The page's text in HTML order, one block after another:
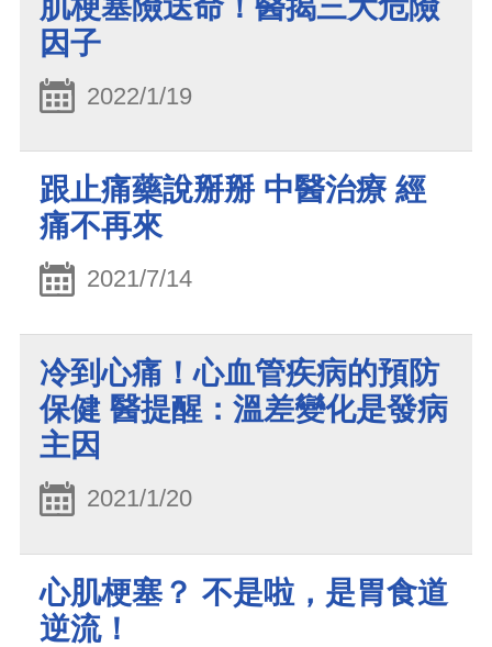
肌梗塞險送命！醫揭三大危險
因子
2022/1/19
跟止痛藥說掰掰 中醫治療 經
痛不再來
2021/7/14
冷到心痛！心血管疾病的預防
保健 醫提醒：溫差變化是發病
主因
2021/1/20
心肌梗塞？ 不是啦，是胃食道
逆流！